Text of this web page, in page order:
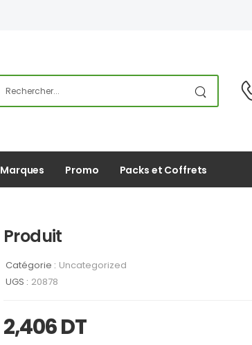
Marques Promo Packs et Coffrets
Produit
Catégorie : Uncategorized
UGS : 20878
2,406DT